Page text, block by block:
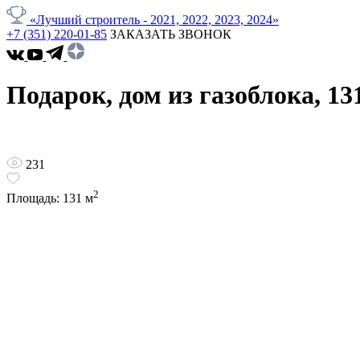
«Лучший строитель - 2021, 2022, 2023, 2024»
+7 (351) 220-01-85 ЗАКАЗАТЬ ЗВОНОК
Подарок, дом из газоблока,
231
Площадь: 131 м2